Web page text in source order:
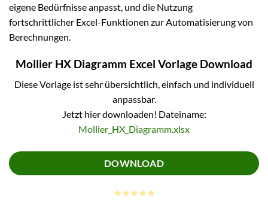
eigene Bedürfnisse anpasst, und die Nutzung
fortschrittlicher Excel-Funktionen zur Automatisierung von
Berechnungen.
Mollier HX Diagramm Excel Vorlage Download
Diese Vorlage ist sehr übersichtlich, einfach und individuell
anpassbar.
Jetzt hier downloaden! Dateiname:
Mollier_HX_Diagramm.xlsx
DOWNLOAD